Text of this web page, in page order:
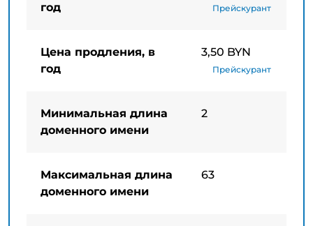
год
Прейскурант
Цена продления, в
год
3,50 BYN
Прейскурант
Минимальная длина
доменного имени
2
Максимальная длина
доменного имени
63